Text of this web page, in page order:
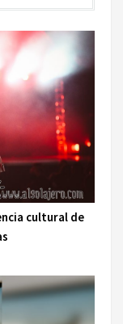
cultural de